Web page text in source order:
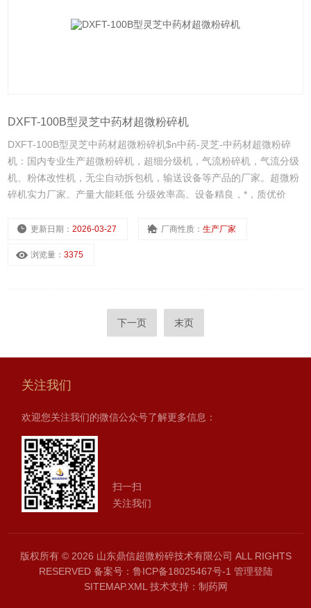
DXFT-100B型灵芝中药材超微粉碎机
DXFT-100B型灵芝中药材超微粉碎机$n中药-灵芝-中药材超微粉碎
机：国内专业生产超微粉碎机，超细分级机，气流粉碎机，气流分级
机、粉体改性机，无尘自动拆包机，输送设备等产品的厂家。超微粉
碎机实力厂家。产量大能耗低 分级效率高。设备精良，*，质优价
更新日期：2026-03-27 厂商性质：生产厂家
浏览量：3375
下一页 末页
关注我们
欢迎您关注我们的微信公众号了解更多信息：
扫一扫
关注我们
版权所有 © 2026 山东鼎信超微粉碎技术有限公司 ALL RIGHTS
RESERVED 备案号：鲁ICP备18025467号-1 管理登陆
SITEMAP.XML技术支持： 制药网